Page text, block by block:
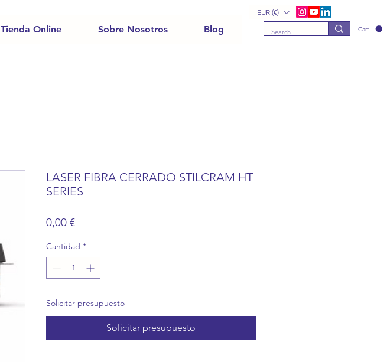
Tienda Online Sobre Nosotros Blog Cart
EUR (€)
LASER FIBRA CERRADO STILCRAM HT
SERIES
0,00 €Precio
Cantidad *
Solicitar presupuesto
Solicitar presupuesto